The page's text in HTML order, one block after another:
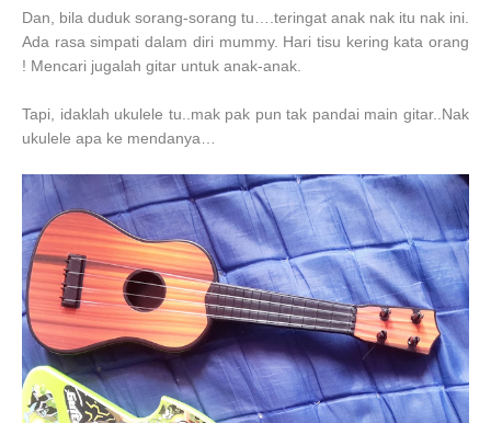
Dan, bila duduk sorang-sorang tu….teringat anak nak itu nak ini.
Ada rasa simpati dalam diri mummy. Hari tisu kering kata orang
! Mencari jugalah gitar untuk anak-anak.
Tapi, idaklah ukulele tu..mak pak pun tak pandai main gitar..Nak
ukulele apa ke mendanya…